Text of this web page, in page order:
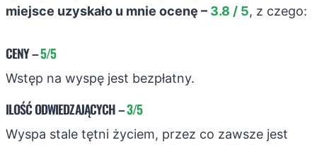
miejsce uzyskało u mnie ocenę – 3.8 / 5, z czego:
CENY–5/5
Wstęp na wyspę jest bezpłatny.
ILOŚĆ ODWIEDZAJĄCYCH–3/5
Wyspa stale tętni życiem, przez co zawsze jest